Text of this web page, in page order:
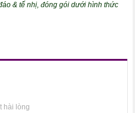
& tế nhị, đóng gói dưới hình thức
hài lòng